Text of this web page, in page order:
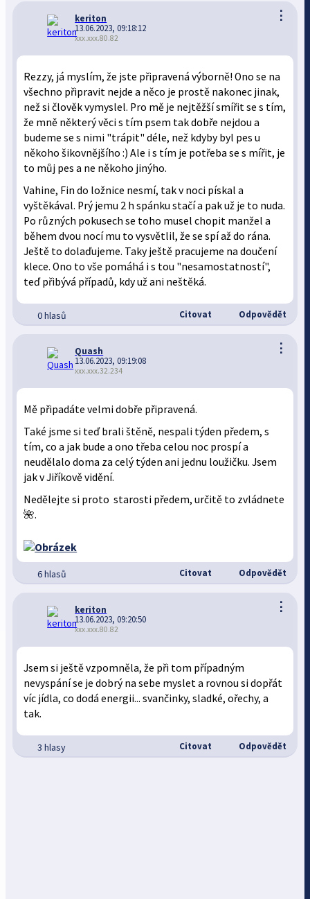
⋮
keriton
13.06.2023, 09:18:12
xxx.xxx.80.82
Rezzy, já myslím, že jste připravená výborně! Ono se na
všechno připravit nejde a něco je prostě nakonec jinak,
než si člověk vymyslel. Pro mě je nejtěžší smířit se s tím,
že mně některý věci s tím psem tak dobře nejdou a
budeme se s nimi "trápit" déle, než kdyby byl pes u
někoho šikovnějšího :) Ale i s tím je potřeba se s mířit, je
to můj pes a ne někoho jinýho.
Vahine, Fin do ložnice nesmí, tak v noci pískal a
vyštěkával. Prý jemu 2 h spánku stačí a pak už je to nuda.
Po různých pokusech se toho musel chopit manžel a
během dvou nocí mu to vysvětlil, že se spí až do rána.
Ještě to dolaďujeme. Taky ještě pracujeme na doučení
klece. Ono to vše pomáhá i s tou "nesamostatností",
teď přibývá případů, kdy už ani neštěká.
0 hlasů Citovat Odpovědět
⋮
Quash
13.06.2023, 09:19:08
xxx.xxx.32.234
Mě připadáte velmi dobře připravená.
Také jsme si teď brali štěně, nespali týden předem, s
tím, co a jak bude a ono třeba celou noc prospí a
neudělalo doma za celý týden ani jednu loužičku. Jsem
jak v Jiříkově vidění.
Nedělejte si proto starosti předem, určitě to zvládnete
🌺.
6 hlasů Citovat Odpovědět
⋮
keriton
13.06.2023, 09:20:50
xxx.xxx.80.82
Jsem si ještě vzpomněla, že při tom případným
nevyspání se je dobrý na sebe myslet a rovnou si dopřát
víc jídla, co dodá energii... svančinky, sladké, ořechy, a
tak.
3 hlasy Citovat Odpovědět